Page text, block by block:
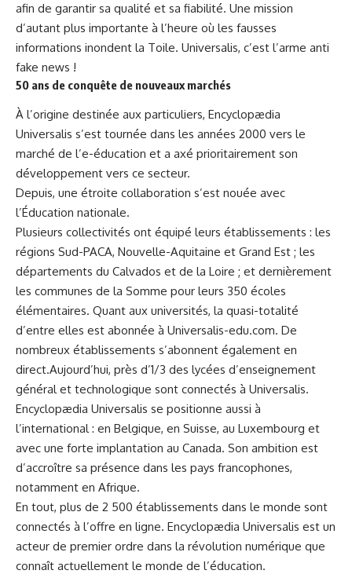
afin de garantir sa qualité et sa fiabilité. Une mission
d’autant plus importante à l’heure où les fausses
informations inondent la Toile. Universalis, c’est l’arme anti
fake news !
50 ans de conquête de nouveaux marchés
À l’origine destinée aux particuliers, Encyclopædia
Universalis s’est tournée dans les années 2000 vers le
marché de l’e-éducation et a axé prioritairement son
développement vers ce secteur.
Depuis, une étroite collaboration s’est nouée avec
l’Éducation nationale.
Plusieurs collectivités ont équipé leurs établissements : les
régions Sud-PACA, Nouvelle-Aquitaine et Grand Est ; les
départements du Calvados et de la Loire ; et dernièrement
les communes de la Somme pour leurs 350 écoles
élémentaires. Quant aux universités, la quasi-totalité
d’entre elles est abonnée à Universalis-edu.com. De
nombreux établissements s’abonnent également en
direct.Aujourd’hui, près d’1/3 des lycées d’enseignement
général et technologique sont connectés à Universalis.
Encyclopædia Universalis se positionne aussi à
l’international : en Belgique, en Suisse, au Luxembourg et
avec une forte implantation au Canada. Son ambition est
d’accroître sa présence dans les pays francophones,
notamment en Afrique.
En tout, plus de 2 500 établissements dans le monde sont
connectés à l’offre en ligne. Encyclopædia Universalis est un
acteur de premier ordre dans la révolution numérique que
connaît actuellement le monde de l’éducation.